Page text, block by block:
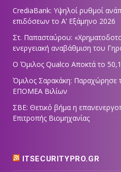
CrediaBank: Υψηλοί ρυθμοί
επιδόσεων το Α’ Εξάμηνο 2026
Στ. Παπασταύρου:
ενεργειακή αναβάθμιση του
Ο Όμιλος Qualco Αποκτά το
Όμιλος Σαρακάκη: Παραχώρησε
ΕΠΟΜΕΑ Βιλίων
ΣΒΕ: Θετικό βήμα η
Επιτροπής Βιομηχανίας
ITSECURITYPRO.GR